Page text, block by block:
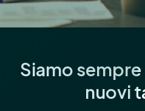
Siamo
nuovi